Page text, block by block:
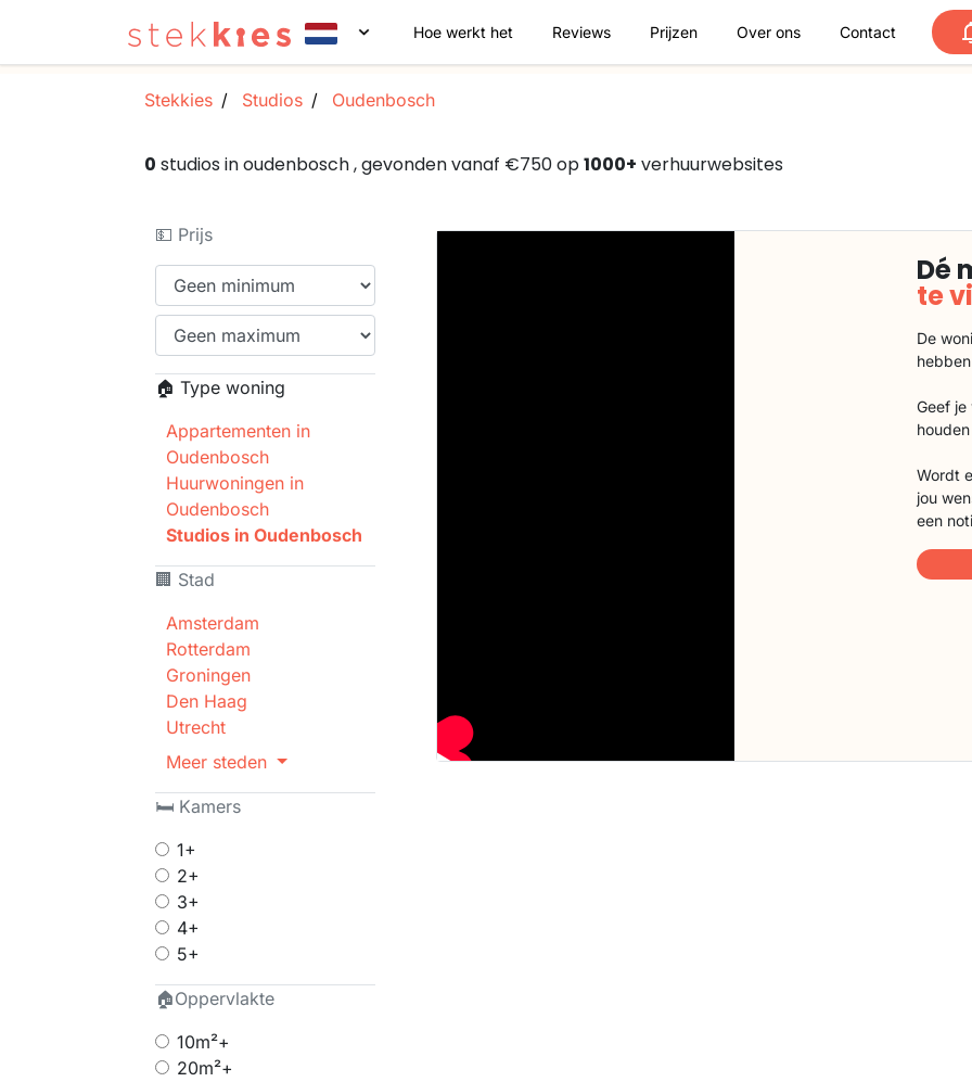
Hoe werkt het Reviews Prijzen Over ons Contact
Stekkies Studios Oudenbosch
0 studios in oudenbosch , gevonden vanaf €750 op1000+ verhuurwebsites
💵 Prijs
🏠 Type woning
Appartementen in
Oudenbosch
Huurwoningen in
Oudenbosch
Studios in Oudenbosch
🏢 Stad
Amsterdam
Rotterdam
Groningen
Den Haag
Utrecht
Meer steden
🛏 Kamers
1+
2+
3+
4+
5+
🏠Oppervlakte
10m²+
20m²+
Dé
te
De
Geef
Wordt
jou
een